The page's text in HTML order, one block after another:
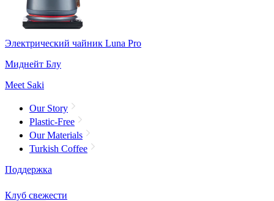
Электрический чайник Luna Pro
Миднейт Блу
Meet Saki
Our Story
Plastic-Free
Our Materials
Turkish Coffee
Поддержка
Клуб свежести